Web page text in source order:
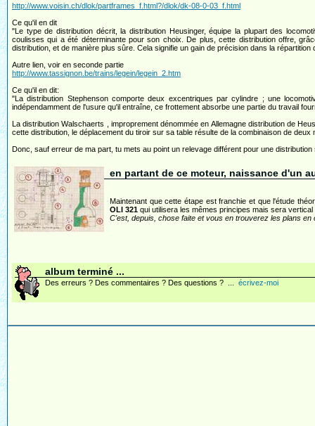
http://www.voisin.ch/dlok/partframes_f.html?/dlok/dk-08-0-03_f.html
Ce qu'il en dit
"Le type de distribution décrit, la distribution Heusinger, équipe la plupart des
coulisses qui a été déterminante pour son choix. De plus, cette distribution offre,
distribution, et de manière plus sûre. Cela signifie un gain de précision dans la
Autre lien, voir en seconde partie
http://www.tassignon.be/trains/legein/legein_2.htm
Ce qu'il en dit:
"La distribution Stephenson comporte deux excentriques par cylindre ; une
indépendamment de l'usure qu'il entraîne, ce frottement absorbe une partie du travail
La distribution Walschaerts , improprement dénommée en Allemagne distribution de
cette distribution, le déplacement du tiroir sur sa table résulte de la combinaison de deux
Donc, sauf erreur de ma part, tu mets au point un relevage différent pour une
en partant de ce moteur, naissance d'un
Maintenant que cette étape est franchie et que l'étude
OLI 321 qui utilisera les mêmes principes mais sera
C'est, depuis, chose faite et vous en trouverez les plans en
album terminé ...
Des erreurs ? Des commentaires ? Des questions ? ... écrivez-moi